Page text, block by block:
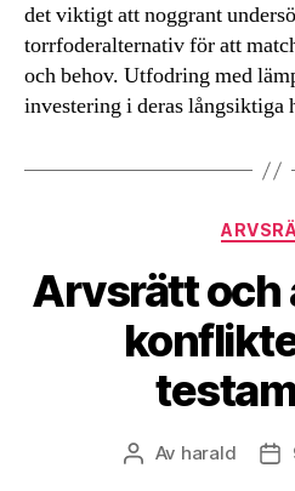
det viktigt att noggrant
torrfoderalternativ för att
och behov. Utfodring med
investering i deras långsiktiga
Arvsrätt och
Inläggsförfattare
Av harald